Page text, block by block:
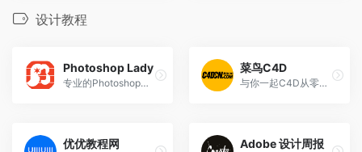
设计教程
Photoshop Lady
专业的Photoshop教学网站
菜鸟C4D
与你一起C4D从零开始！菜鸟C4D为您提供全面的C4D教程。
优优教程网 Adobe 设计周报